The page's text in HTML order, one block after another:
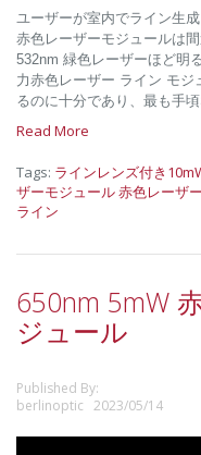
ユーザーが室内でライン生
赤色レーザーモジュールは
532nm 緑色レーザーほど明
力赤色レーザー ライン モジ
るのに十分であり、最も手
Read More
Tags: ラインレンズ付き
ザーモジュール赤色レーザ
ライン
650nm 5mW
ジュール
Published By:
berlinoptic 2023/05/14